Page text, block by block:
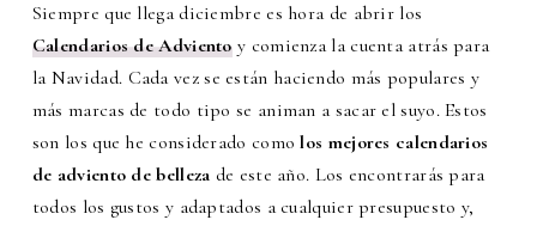
Siempre que llega diciembre es hora de abrir los
Calendarios de Adviento y comienza la cuenta atrás para
la Navidad. Cada vez se están haciendo más populares y
más marcas de todo tipo se animan a sacar el suyo. Estos
son los que he considerado comolos mejores calendarios
de adviento de belleza de este año. Los encontrarás para
todos los gustos y adaptados a cualquier presupuesto y,